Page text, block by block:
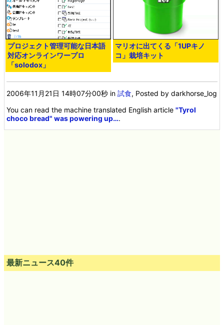
プロジェクト管理可能な日本語
対応オンラインワープロ
「solodox」
マリオに出てくる「1UPキノ
コ」栽培キット
2006年11月21日 14時07分00秒 in試食, Posted by darkhorse_log
You can read the machine translated English article"Tyrol
choco bread" was powering up….
最新ニュース40件